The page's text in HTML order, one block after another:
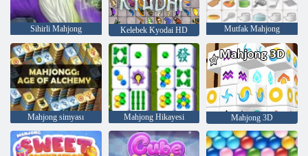
Sihirli Mahjong Kelebek Kyodai HD Mutfak Mahjong
Mahjong simyası Mahjong Hikayesi Mahjong 3D